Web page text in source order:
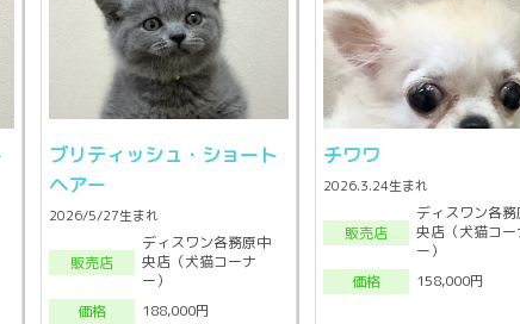
ブリティッシュ・ショート
ヘアー
2026/5/27生まれ
販売店
ディスワン各務原中
央店（犬猫コーナ
ー）
価格
188,000円
チワワ
2026.3.24生まれ
販売店
ディスワン各
央店（犬猫コー
ー）
価格
158,000円